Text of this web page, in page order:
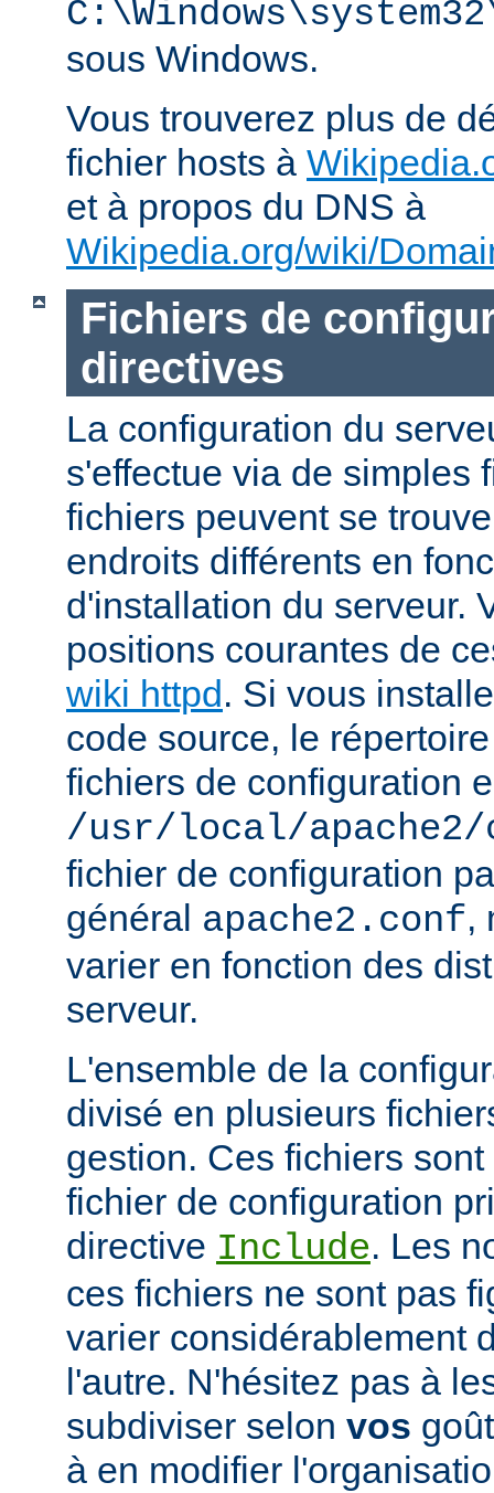
sous Windows.
Vous trouverez plus de
fichier hosts à
et à propos du DNS à
Wikipedia.org/wiki/
Fichiers de
directives
La configuration du
s'effectue via de simples
fichiers peuvent se
endroits différents en
d'installation du serveur.
positions courantes de
wiki httpd . Si vous
code source, le
fichiers de configuration
/usr/local/apache2/
fichier de configuration
général apache2.conf,
varier en fonction des
serveur.
L'ensemble de la
divisé en plusieurs
gestion. Ces fichiers
fichier de configuration
directive Include. Les
ces fichiers ne sont pas
varier considérablement
l'autre. N'hésitez pas à
subdiviser selon vos
à en modifier